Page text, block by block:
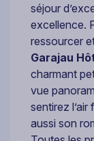
séjour
excellence.
ressourcer
Garajau
charmant
vue
sentirez
aussi son